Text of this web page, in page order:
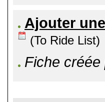
Ajouter
(To Ride List)
Fiche créée